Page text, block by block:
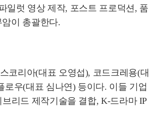
일럿 영상 제작, 포스트 프로덕션, 품
이 총괄한다.
코리아(대표 오영섭), 코드크레용(대
로우(대표 심나연) 등이다. 이들 기업
리드 제작기술을 결합, K-드라마 IP